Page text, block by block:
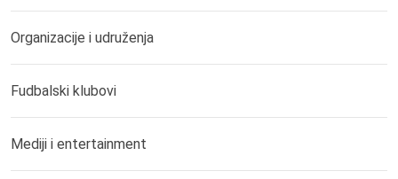
Organizacije i udruženja
Fudbalski klubovi
Mediji i entertainment